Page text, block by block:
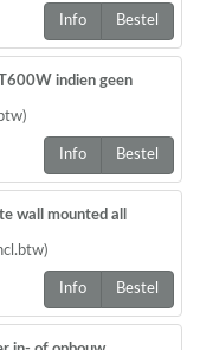
Info Bestel
indien geen
)
Info Bestel
wall mounted all
)
Info Bestel